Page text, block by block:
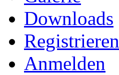
Downloads
Registrieren
Anmelden